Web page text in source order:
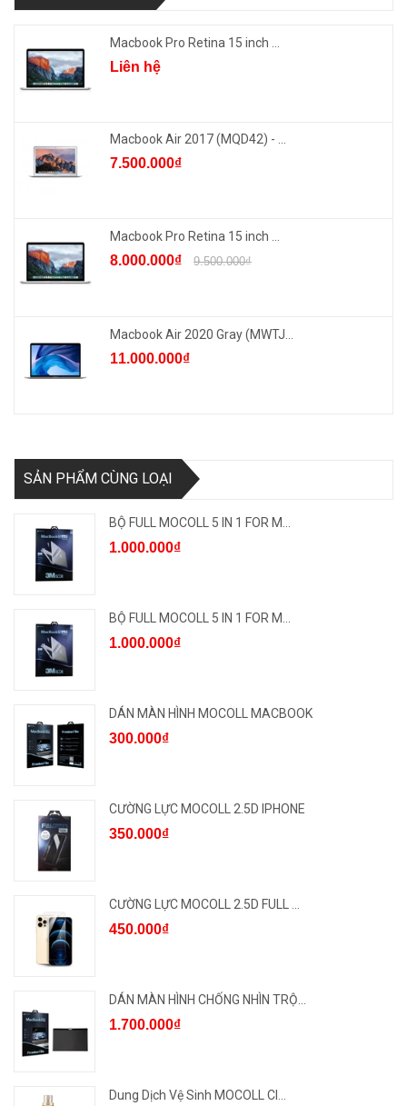
Macbook Pro Retina 15 inch ...
Liên hệ
Macbook Air 2017 (MQD42) - ...
7.500.000₫
Macbook Pro Retina 15 inch ...
8.000.000₫ 9.500.000₫
Macbook Air 2020 Gray (MWTJ...
11.000.000₫
SẢN PHẨM CÙNG LOẠI
BỘ FULL MOCOLL 5 IN 1 FOR M...
1.000.000₫
BỘ FULL MOCOLL 5 IN 1 FOR M...
1.000.000₫
DÁN MÀN HÌNH MOCOLL MACBOOK
300.000₫
CƯỜNG LỰC MOCOLL 2.5D IPHONE
350.000₫
CƯỜNG LỰC MOCOLL 2.5D FULL ...
450.000₫
DÁN MÀN HÌNH CHỐNG NHÌN TRỘ...
1.700.000₫
Dung Dịch Vệ Sinh MOCOLL Cl...